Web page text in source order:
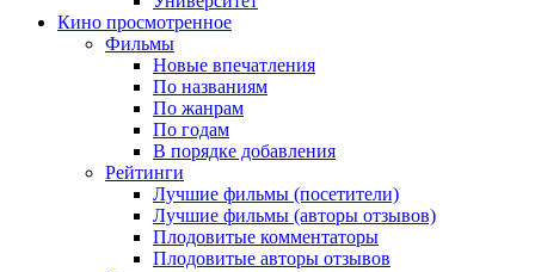
Кино просмотренное
Фильмы
Новые впечатления
По названиям
По жанрам
По годам
В порядке добавления
Рейтинги
Лучшие фильмы (посетители)
Лучшие фильмы (авторы отзывов)
Плодовитые комментаторы
Плодовитые авторы отзывов